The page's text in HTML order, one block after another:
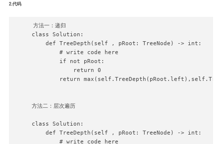
while stack:
    t = stack.pop()
    if type(t) is node:
        stack.extend([t.val,t.right,t.left])
    else:
        if t:
            result.append(t)
2.代码
方法一：递归
class Solution:
    def TreeDepth(self , pRoot: TreeNode) -> int:
        # write code here
        if not pRoot:
            return 0
return
方法二：层次遍历
class Solution:
    def TreeDepth(self , pRoot: TreeNode) -> int:
        # write code here